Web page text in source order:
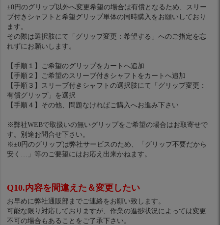
±0円のグリップ以外へ変更希望の場合は有償となるため、スリー
ブ付きシャフトと希望グリップ単体の同時購入をお願いしており
ます。
その際は選択肢にて「グリップ変更：希望する」へのご指定を忘
れずにお願いします。
【手順１】ご希望のグリップをカートへ追加
【手順２】ご希望のスリーブ付きシャフトをカートへ追加
【手順３】スリーブ付きシャフトの選択肢にて「グリップ変更：
有償グリップ」を選択
【手順４】その他、問題なければご購入へお進み下さい
※弊社WEBで取扱いの無いグリップをご希望の場合はお取寄せで
す。別途お問合せ下さい。
※±0円のグリップは弊社サービスのため、「グリップ不要だから
安く…」等のご要望にはお応え出来かねます。
Q10.内容を間違えた＆変更したい
お早めに弊社通販部までご連絡をお願い致します。
可能な限り対応しておりますが、作業の進捗状況によっては変更
不可の場合もあることをご了承下さい。